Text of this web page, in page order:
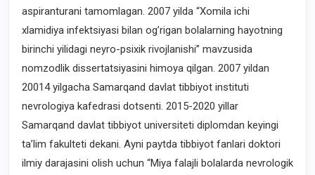
aspiranturani tamomlagan. 2007 yilda “Xomila ichi
xlamidiya infektsiyasi bilan og’rigan bolalarning hayotning
birinchi yilidagi neyro-psixik rivojlanishi” mavzusida
nomzodlik dissertatsiyasini himoya qilgan. 2007 yildan
20014 yilgacha Samarqand davlat tibbiyot instituti
nevrologiya kafedrasi dotsenti. 2015-2020 yillar
Samarqand davlat tibbiyot universiteti diplomdan keyingi
ta’lim fakulteti dekani. Ayni paytda tibbiyot fanlari doktori
ilmiy darajasini olish uchun “Miya falajli bolalarda nevrologik